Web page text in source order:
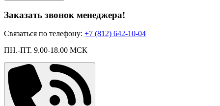
Заказать звонок менеджера!
Связаться по телефону: +7 (812) 642-10-04
ПН.-ПТ. 9.00-18.00 МСК